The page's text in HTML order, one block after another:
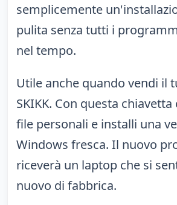
semplicemente
pulita senza tutti i
nel tempo.
Utile anche quando vendi il
SKIKK. Con questa
file personali e installi una
Windows fresca. Il nuovo
riceverà un laptop che si
nuovo di fabbrica.